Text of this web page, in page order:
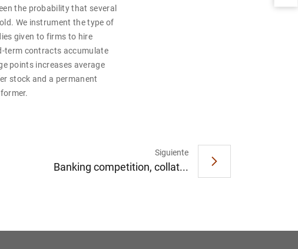
the probability that several
We instrument the type of
given to firms to hire
term contracts accumulate
points increases average
stock and a permanent
Siguiente
Banking competition, collat...